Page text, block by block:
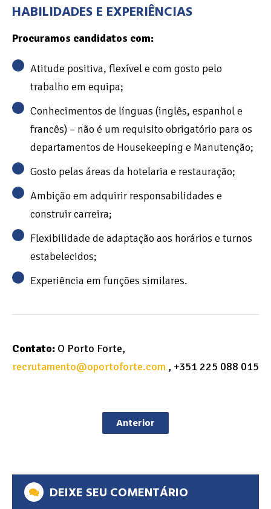
HABILIDADES E EXPERIÊNCIAS
Procuramos candidatos com:
Atitude positiva, flexível e com gosto pelo
trabalho em equipa;
Conhecimentos de línguas (inglês, espanhol e
francês) – não é um requisito obrigatório para os
departamentos de Housekeeping e Manutenção;
Gosto pelas áreas da hotelaria e restauração;
Ambição em adquirir responsabilidades e
construir carreira;
Flexibilidade de adaptação aos horários e turnos
estabelecidos;
Experiência em funções similares.
Contato: O Porto Forte
recrutamento@oportoforte.com
+351 225 088 015
Anterior
DEIXE SEU COMENTÁRIO